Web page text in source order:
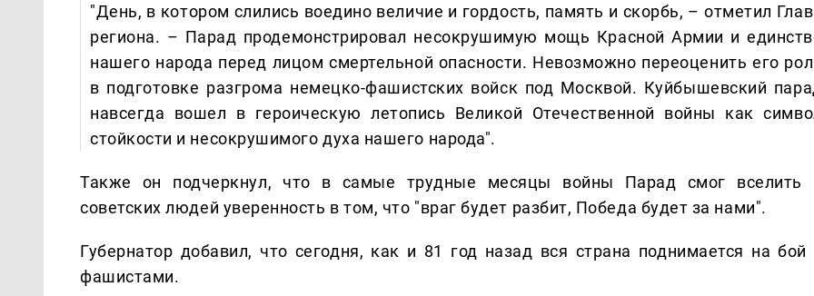
"День, в котором слились воедино величие и гордость, память и скорбь, – отметил
региона. – Парад продемонстрировал несокрушимую мощь Красной Армии и
нашего народа перед лицом смертельной опасности. Невозможно переоценить его
в подготовке разгрома немецко-фашистских войск под Москвой. Куйбышевский
навсегда вошел в героическую летопись Великой Отечественной войны как
стойкости и несокрушимого духа нашего народа".
Также он подчеркнул, что в самые трудные месяцы войны Парад смог вселить
советских людей уверенность в том, что "враг будет разбит, Победа будет за нами".
Губернатор добавил, что сегодня, как и 81 год назад вся страна поднимается на бой
фашистами.